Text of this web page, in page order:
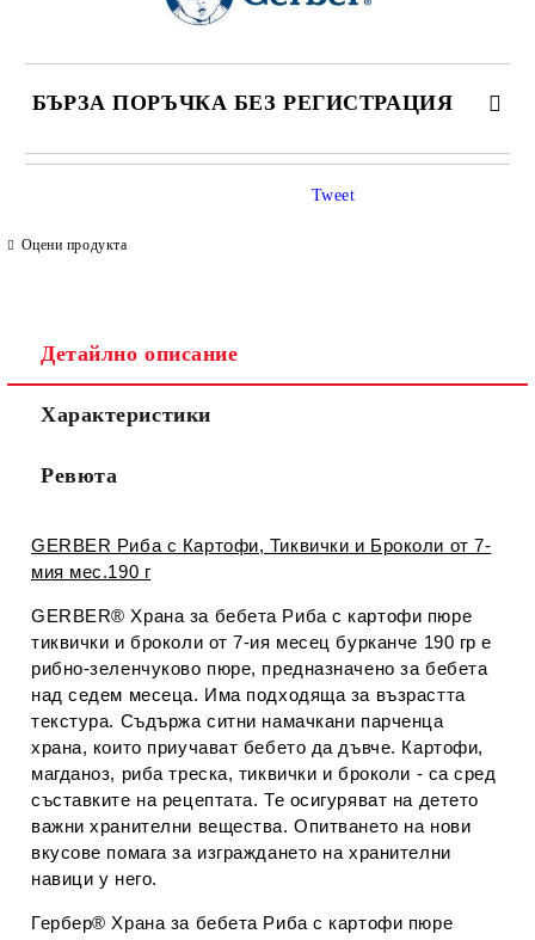
БЪРЗА ПОРЪЧКА БЕЗ РЕГИСТРАЦИЯ
САМО ПОПЪЛНЕТЕ 4 ПОЛЕТА
Съгласен съм сПолитиката за лични данни
Ние ще се свържем с вас в рамките на работния ден.
Оцени продукта
Tweet
Детайлно описание
Характеристики
Ревюта
GERBER Риба с Картофи, Тиквички и Броколи от 7-
мия мес.190 г
GERBER® Храна за бебета Риба с картофи пюре
тиквички и броколи от 7-ия месец бурканче 190 гр е
рибно-зеленчуково пюре, предназначено за бебета
над седем месеца. Има подходяща за възрастта
текстура. Съдържа ситни намачкани парченца
храна, които приучават бебето да дъвче. Картофи,
магданоз, риба треска, тиквички и броколи - са сред
съставките на рецептата. Те осигуряват на детето
важни хранителни вещества. Опитването на нови
вкусове помага за изграждането на хранителни
навици у него.
Гербер® Храна за бебета Риба с картофи пюре